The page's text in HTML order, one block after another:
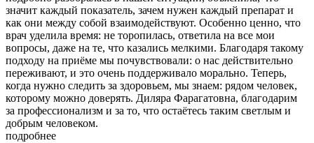
значит каждый показатель, зачем нужен каждый препарат и
как они между собой взаимодействуют. Особенно ценно, что
врач уделила время: не торопилась, ответила на все мои
вопросы, даже на те, что казались мелкими. Благодаря такому
подходу на приёме мы почувствовали: о нас действительно
переживают, и это очень поддерживало морально. Теперь,
когда нужно следить за здоровьем, мы знаем: рядом человек,
которому можно доверять. Диляра Фарагатовна, благодарим
за профессионализм и за то, что остаётесь таким светлым и
добрым человеком.
подробнее